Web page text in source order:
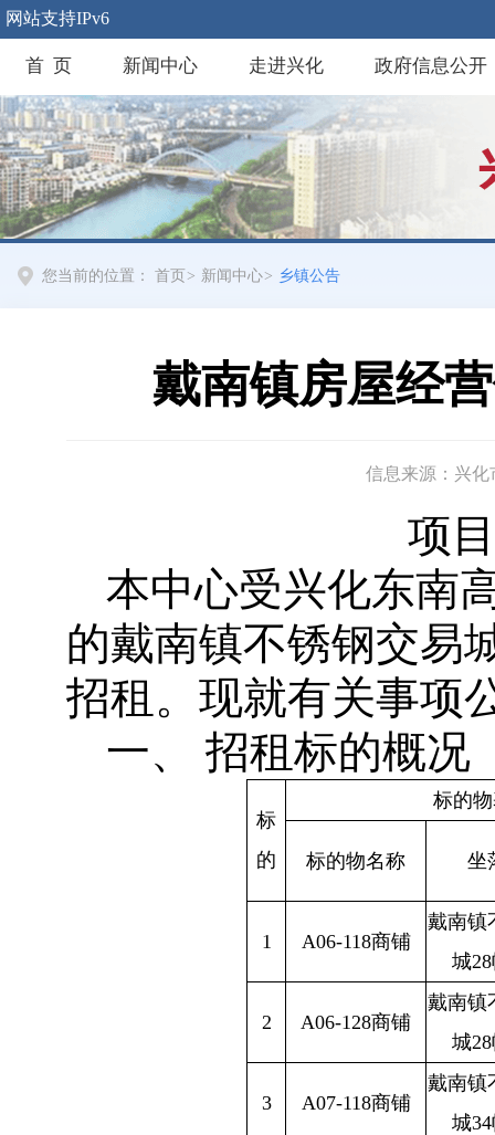
网站支持IPv6
首 页 新闻中心 走进兴化 政府信息公开
您当前的位置： 首页 > 新闻中心> 乡镇公告
戴南镇房屋经
信息来源：兴化
项
本中心受兴化东南
的戴南镇不锈钢交易
招租。现就有关事项
一、 招租标的概况
标
的
标的
标的物名称 坐
1 A06-118商铺
戴南镇
城
2 A06-128商铺
戴南镇
城
3 A07-118商铺
戴南镇
城